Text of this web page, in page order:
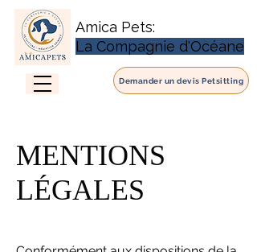
Demander un devis Petsitting
Amica Pets:
La Compagnie d'Océane
MENTIONS
LÉGALES